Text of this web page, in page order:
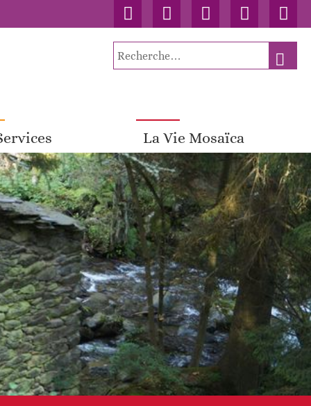
Accueil Contact ConnexionNos
publications
Recherche
pour
La Vie Mosaïca